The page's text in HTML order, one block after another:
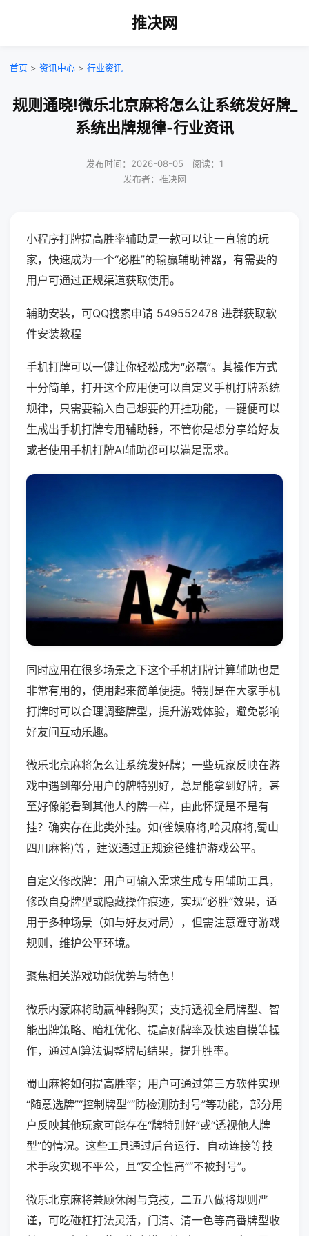
推决网
首页 > 资讯中心 > 行业资讯
规则通晓!微乐北京麻将怎么让系统发好牌_
系统出牌规律-行业资讯
发布时间：2026-08-05｜阅读：1
发布者：推决网
小程序打牌提高胜率辅助是一款可以让一直输的玩
家，快速成为一个“必胜”的输赢辅助神器，有需要的
用户可通过正规渠道获取使用。
辅助安装，可QQ搜索申请 549552478 进群获取软
件安装教程
手机打牌可以一键让你轻松成为“必赢”。其操作方式
十分简单，打开这个应用便可以自定义手机打牌系统
规律，只需要输入自己想要的开挂功能，一键便可以
生成出手机打牌专用辅助器，不管你是想分享给好友
或者使用手机打牌AI辅助都可以满足需求。
同时应用在很多场景之下这个手机打牌计算辅助也是
非常有用的，使用起来简单便捷。特别是在大家手机
打牌时可以合理调整牌型，提升游戏体验，避免影响
好友间互动乐趣。
微乐北京麻将怎么让系统发好牌；一些玩家反映在游
戏中遇到部分用户的牌特别好，总是能拿到好牌，甚
至好像能看到其他人的牌一样，由此怀疑是不是有
挂？确实存在此类外挂。如(雀娱麻将,哈灵麻将,蜀山
四川麻将)等，建议通过正规途径维护游戏公平。
自定义修改牌：用户可输入需求生成专用辅助工具，
修改自身牌型或隐藏操作痕迹，实现“必胜”效果，适
用于多种场景（如与好友对局），但需注意遵守游戏
规则，维护公平环境。
聚焦相关游戏功能优势与特色！
微乐内蒙麻将助赢神器购买；支持透视全局牌型、智
能出牌策略、暗杠优化、提高好牌率及快速自摸等操
作，通过AI算法调整牌局结果，提升胜率。
蜀山麻将如何提高胜率；用户可通过第三方软件实现
“随意选牌”“控制牌型”“防检测防封号”等功能，部分用
户反映其他玩家可能存在“牌特别好”或“透视他人牌
型”的情况。这些工具通过后台运行、自动连接等技
术手段实现不平公，且“安全性高”“不被封号”。
微乐北京麻将兼顾休闲与竞技，二五八做将规则严
谨，可吃碰杠打法灵活，门清、清一色等高番牌型收